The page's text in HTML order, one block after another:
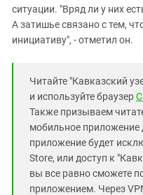
ситуации. "Вряд ли у них
А затишье связано с тем,
инициативу", - отметил он.
Читайте "Кавказский
и используйте браузер
Также призываем
мобильное приложение
приложение будет
Store, или доступ к
вы все равно сможете
приложением. Через